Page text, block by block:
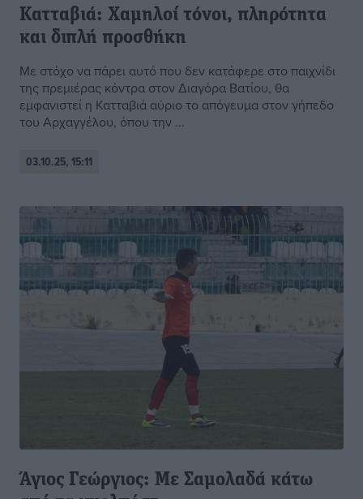
Κατταβιά: Χαμηλοί τόνοι, πληρότητα
και διπλή προσθήκη
Με στόχο να πάρει αυτό που δεν κατάφερε στο παιχνίδι
της πρεμιέρας κόντρα στον Διαγόρα Βατίου, θα
εμφανιστεί η Κατταβιά αύριο το απόγευμα στον γήπεδο
του Αρχαγγέλου, όπου την ...
03.10.25, 15:11
Άγιος Γεώργιος: Με Σαμολαδά κάτω